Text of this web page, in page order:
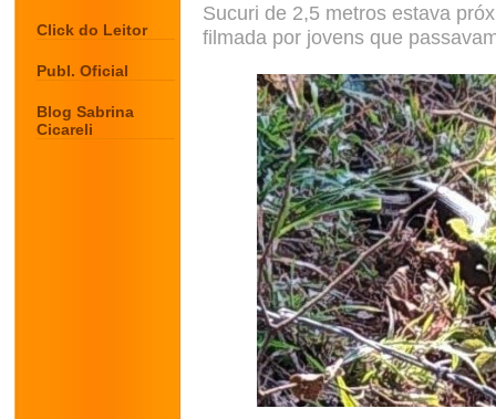
Click do Leitor
Publ. Oficial
Blog Sabrina
Cicareli
Sucuri de 2,5 metros estava
filmada por jovens que